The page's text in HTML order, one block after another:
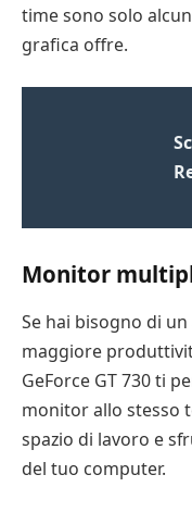
time sono solo
grafica offre.
Monitor
Se hai bisogno di
maggiore
GeForce GT 730 ti
monitor allo stesso
spazio di lavoro e
del tuo computer.